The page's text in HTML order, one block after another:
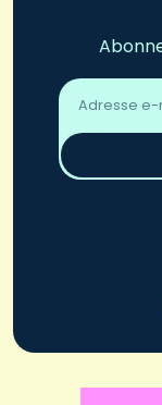
Adresse
email